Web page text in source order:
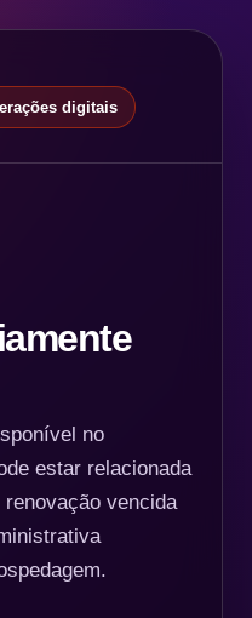
digitais
no
estar relacionada
vencida